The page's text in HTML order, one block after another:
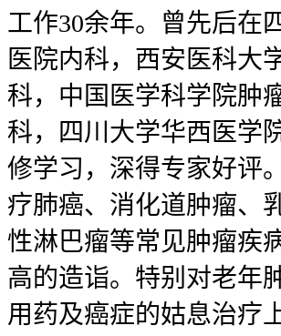
工作30余年。曾先后在
医院内科，西安医科大
科，中国医学科学院肿
科，四川大学华西医学
修学习，深得专家好评
疗肺癌、消化道肿瘤、
性淋巴瘤等常见肿瘤疾
高的造诣。特别对老年
用药及癌症的姑息治疗